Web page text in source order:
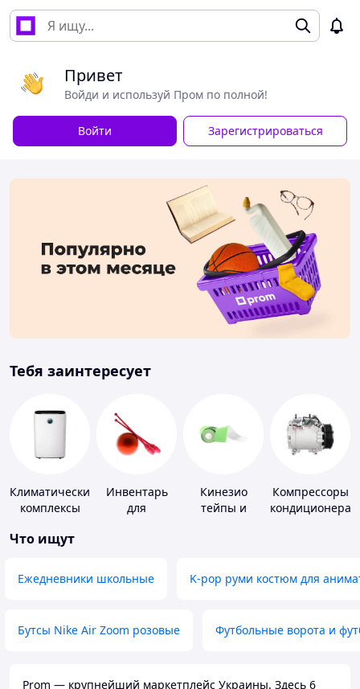
Привет
Войди и используй Пром по полной!
Войти Зарегистрироваться
Тебя заинтересует
Климатические
комплексы
Инвентарь
для
Кинезио
тейпы и
Компрессоры
кондиционера
Что ищут
Ежедневники школьные K-pop руми костюм для
Бутсы Nike Air Zoom розовые Футбольные ворота и
Prom — крупнейший маркетплейс Украины. Здесь 6